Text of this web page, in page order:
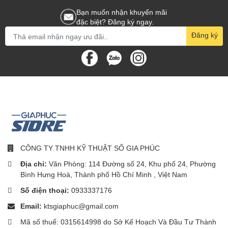
Nhà Xiaomi Vacuum S40C EU (BHR9664EU) dễ dàng hòa hợp
với nhiều phong cách nội thất khác nhau, mang đến nét tinh tế và
trang nhã cho ngôi nhà. Không chỉ đơn thuần là thiết bị vệ sinh,
robot hút bụi này còn góp phần tạo điểm nhấn công nghệ, làm nổi
bật không gian sống theo phong cách hiện đại, tiện nghi.
3.44 kg
34 x 34 x 9.7 cm
Bạn muốn nhận khuyến mãi
đặc biệt? Đăng ký ngay.
Đăng ký
CÔNG TY TNHH KỸ THUẬT SỐ GIA PHÚC
Địa chỉ: Văn Phòng: 114 Đường số 24, Khu phố 24, Phường
Bình Hưng Hoà, Thành phố Hồ Chí Minh , Việt Nam
Số điện thoại: 0933337176
Email: ktsgiaphuc@gmail.com
Mã số thuế: 0315614998 do Sở Kế Hoạch Và Đầu Tư Thành